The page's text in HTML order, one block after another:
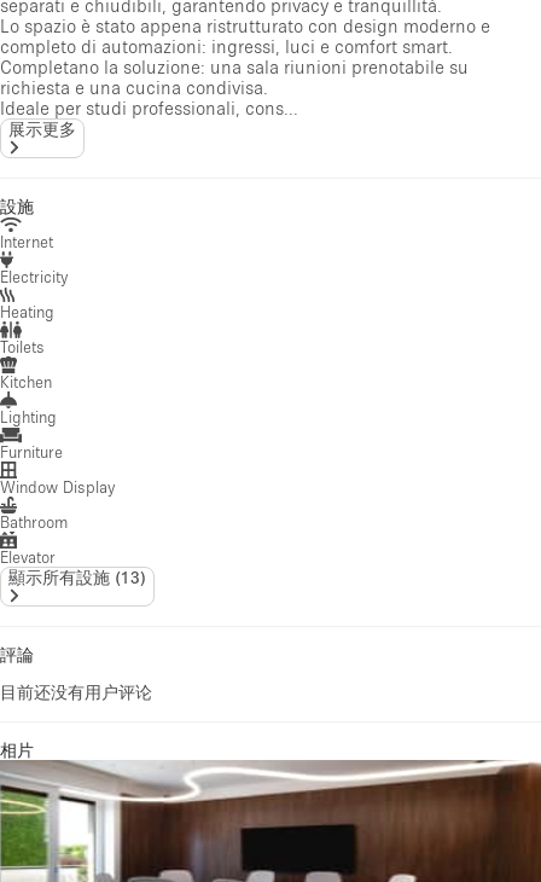
Lo spazio è stato appena ristrutturato con design moderno e
completo di automazioni: ingressi, luci e comfort smart.
Completano la soluzione: una sala riunioni prenotabile su
richiesta e una cucina condivisa.
Ideale per studi professionali, cons...
展示更多
設施
Internet
Electricity
Heating
Toilets
Kitchen
Lighting
Furniture
Window Display
Bathroom
Elevator
顯示所有設施 (13)
評論
目前还没有用户评论
相片